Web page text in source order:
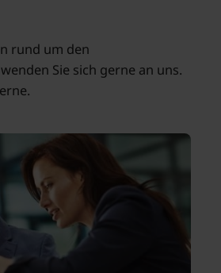
rund um den
Sie sich gerne an uns.